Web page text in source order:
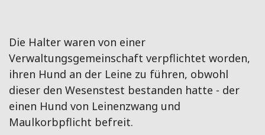
Die Halter waren von einer
Verwaltungsgemeinschaft verpflichtet worden,
ihren Hund an der Leine zu führen, obwohl
dieser den Wesenstest bestanden hatte - der
einen Hund von Leinenzwang und
Maulkorbpflicht befreit.